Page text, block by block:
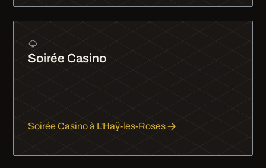
Soirée Casino
Soirée Casino à L'Haÿ-les-Roses